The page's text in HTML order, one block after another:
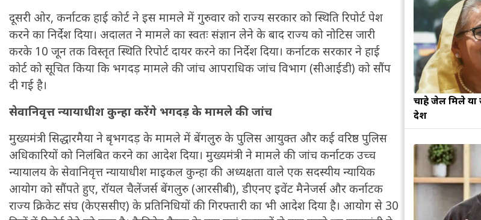
दूसरी ओर, कर्नाटक हाई कोर्ट ने इस मामले में गुरुवार को राज्य सरकार को स्थिति रिपोर्ट पेश
करने का निर्देश दिया। अदालत ने मामले का स्वतः संज्ञान लेने के बाद राज्य को नोटिस जारी
करके 10 जून तक विस्तृत स्थिति रिपोर्ट दायर करने का निर्देश दिया। कर्नाटक सरकार ने हाई
कोर्ट को सूचित किया कि भगदड़ मामले की जांच आपराधिक जांच विभाग (सीआईडी) को सौंप
दी गई है।
सेवानिवृत्त न्यायाधीश कुन्हा करेंगे भगदड़ के मामले की जांच
मुख्यमंत्री सिद्धारमैया ने बृभगदड़ के मामले में बेंगलुरु के पुलिस आयुक्त और कई वरिष्ठ पुलिस
अधिकारियों को निलंबित करने का आदेश दिया। मुख्यमंत्री ने मामले की जांच कर्नाटक उच्च
न्यायालय के सेवानिवृत्त न्यायाधीश माइकल कुन्हा की अध्यक्षता वाले एक सदस्यीय न्यायिक
आयोग को सौंपते हुए, रॉयल चैलेंजर्स बेंगलुरु (आरसीबी), डीएनए इवेंट मैनेजर्स और कर्नाटक
राज्य क्रिकेट संघ (केएससीए) के प्रतिनिधियों की गिरफ्तारी का भी आदेश दिया है। आयोग से 30
चाहे जेल मिले
देश